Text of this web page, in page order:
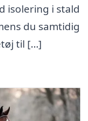
isolering i stald
du samtidig
til […]